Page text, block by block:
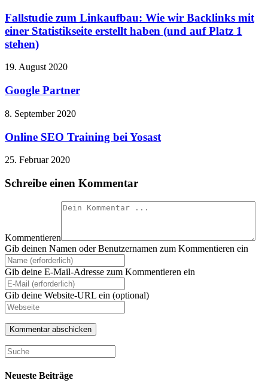
Fallstudie zum Linkaufbau: Wie wir Backlinks mit
einer Statistikseite erstellt haben (und auf Platz 1
stehen)
19. August 2020
Google Partner
8. September 2020
Online SEO Training bei Yosast
25. Februar 2020
Schreibe einen Kommentar
Kommentieren
Gib deinen Namen oder Benutzernamen zum Kommentieren ein
Gib deine E-Mail-Adresse zum Kommentieren ein
Gib deine Website-URL ein (optional)
Neueste Beiträge